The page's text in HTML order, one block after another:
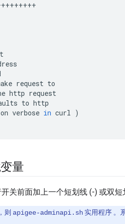
request to
http request
to http
on verbose in curl )
量
关前面加上一个短划线 (-) 或双短
则 apigee-adminapi.sh 实用程序 。